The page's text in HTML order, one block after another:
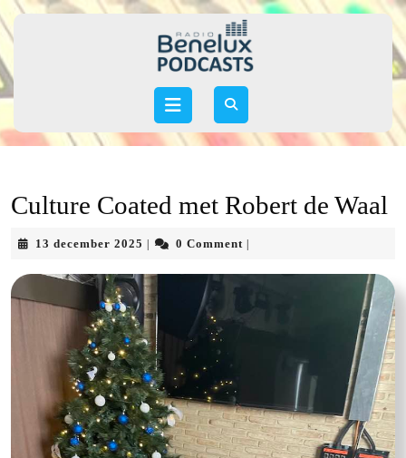
Skip
to
Open
Culture Coated met Robert de Waal
13 december 2025 13
2025
0 Comment